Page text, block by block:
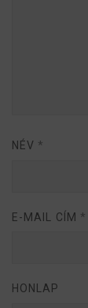
NÉV *
E-MAIL CÍM *
HONLAP